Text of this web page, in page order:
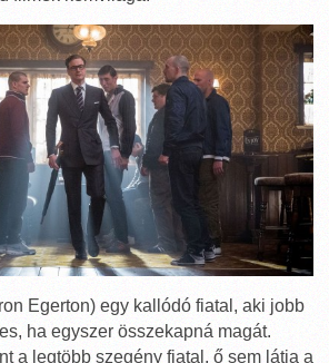
Egerton) egy kallódó fiatal, aki jobb
ha egyszer összekapná magát.
a legtöbb szegény fiatal, ő sem látja a